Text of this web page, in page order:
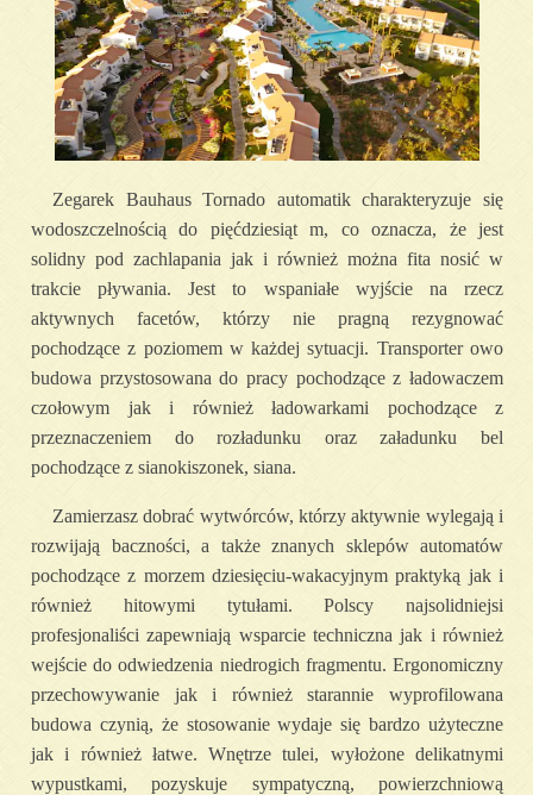
Zegarek Bauhaus Tornado automatik charakteryzuje się
wodoszczelnością do pięćdziesiąt m, co oznacza, że jest
solidny pod zachlapania jak i również można fita nosić w
trakcie pływania. Jest to wspaniałe wyjście na rzecz
aktywnych facetów, którzy nie pragną rezygnować
pochodzące z poziomem w każdej sytuacji. Transporter owo
budowa przystosowana do pracy pochodzące z ładowaczem
czołowym jak i również ładowarkami pochodzące z
przeznaczeniem do rozładunku oraz załadunku bel
pochodzące z sianokiszonek, siana.
Zamierzasz dobrać wytwórców, którzy aktywnie wylegają i
rozwijają baczności, a także znanych sklepów automatów
pochodzące z morzem dziesięciu-wakacyjnym praktyką jak i
również hitowymi tytułami. Polscy najsolidniejsi
profesjonaliści zapewniają wsparcie techniczna jak i również
wejście do odwiedzenia niedrogich fragmentu. Ergonomiczny
przechowywanie jak i również starannie wyprofilowana
budowa czynią, że stosowanie wydaje się bardzo użyteczne
jak i również łatwe. Wnętrze tulei, wyłożone delikatnymi
wypustkami, pozyskuje sympatyczną, powierzchniową